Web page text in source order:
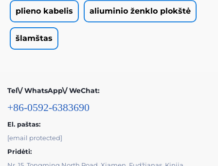
plieno kabelis aliuminio ženklo plokštė
šlamštas
Tel\/ WhatsApp\/ WeChat:
+86-0592-6383690
El. paštas:
[email protected]
Pridėti: